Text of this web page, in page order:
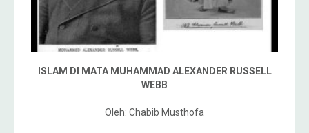
ISLAM DI MATA MUHAMMAD ALEXANDER RUSSELL
WEBB
Oleh: Chabib Musthofa